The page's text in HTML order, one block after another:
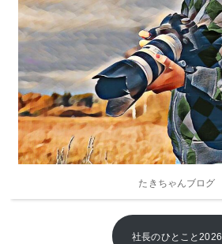
2019年
2018年
2017年
2016年
2015年
たきちゃんブログ
社長のひとこと2026